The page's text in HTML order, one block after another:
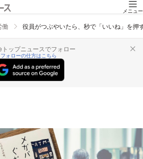
メニュー
働 役員がつぶやいたら、秒で「いいね」を
ップニュースでフォロー
フォローの仕方はこちら